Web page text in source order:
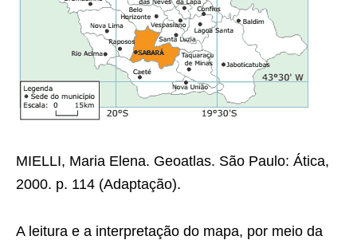
MIELLI, Maria Elena. Geoatlas. São Paulo: Ática,
2000. p. 114 (Adaptação).
A leitura e a interpretação do mapa, por meio da